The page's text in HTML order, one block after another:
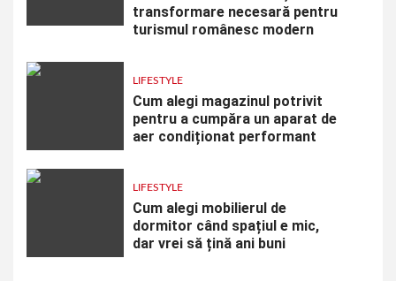
transformare necesară pentru
turismul românesc modern
LIFESTYLE
Cum alegi magazinul potrivit
pentru a cumpăra un aparat de
aer condiționat performant
LIFESTYLE
Cum alegi mobilierul de
dormitor când spațiul e mic,
dar vrei să țină ani buni